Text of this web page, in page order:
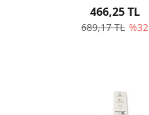
689,17 TL %32
466,25 TL